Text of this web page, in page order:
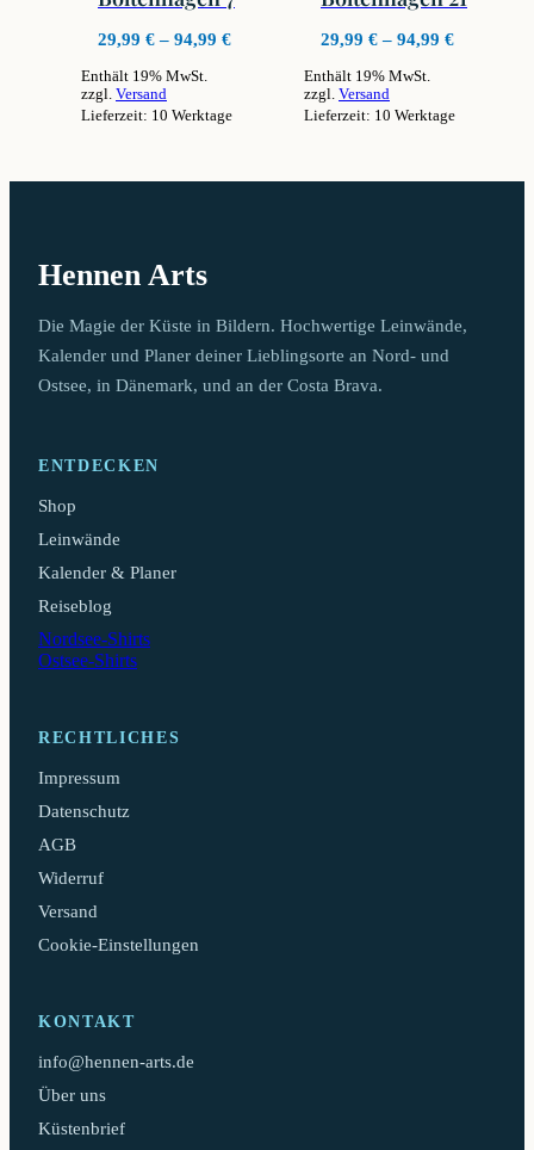
29,99 € – 94,99 €Preisspanne:
Enthält 19% MwSt.
zzgl. Versand
Lieferzeit: 10 Werktage
Die
können
auf
der
Produktseite
29,99 € – 94,99 €
Enthält 19% MwSt.
zzgl. Versand
Lieferzeit: 10 Werktage
können
der
Produktseite
Hennen Arts
Die Magie der Küste in Bildern. Hochwertige Leinwände,
Kalender und Planer deiner Lieblingsorte an Nord- und
Ostsee, in Dänemark, und an der Costa Brava.
ENTDECKEN
Shop
Leinwände
Kalender & Planer
Reiseblog
Nordsee-Shirts
Ostsee-Shirts
RECHTLICHES
Impressum
Datenschutz
AGB
Widerruf
Versand
Cookie-Einstellungen
KONTAKT
info@hennen-arts.de
Über uns
Küstenbrief